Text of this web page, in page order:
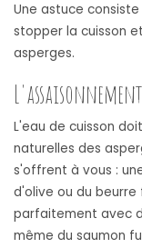
Une astuce
stopper la cuisson
asperges.
L'eau de cuisson
naturelles des
s'offrent à vous :
d'olive ou du
parfaitement avec
même du saumon